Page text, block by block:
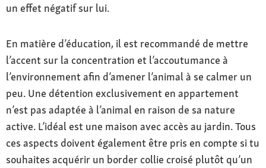
un effet négatif sur lui.
En matière d’éducation, il est recommandé de mettre
l’accent sur la concentration et l’accoutumance à
l’environnement afin d’amener l’animal à se calmer un
peu. Une détention exclusivement en appartement
n’est pas adaptée à l’animal en raison de sa nature
active. L’idéal est une maison avec accès au jardin. Tous
ces aspects doivent également être pris en compte si tu
souhaites acquérir un border collie croisé plutôt qu’un